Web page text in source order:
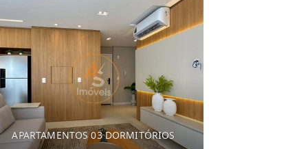
APARTAMENTOS 03 DORMITÓRIOS